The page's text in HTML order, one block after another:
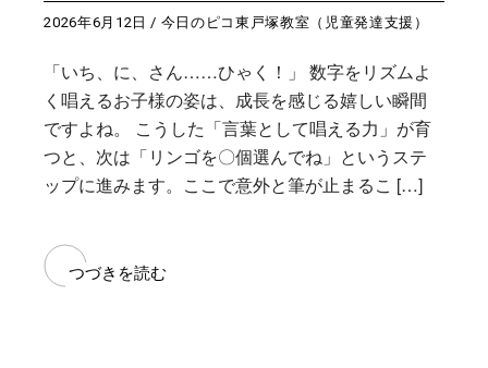
2026年6月12日 今日のピコ東戸塚教室（児童発達支援）
「いち、に、さん……ひゃく！」 数字をリズムよ
く唱えるお子様の姿は、成長を感じる嬉しい瞬間
ですよね。 こうした「言葉として唱える力」が育
つと、次は「リンゴを〇個選んでね」というステ
ップに進みます。ここで意外と筆が止まるこ […]
つづきを読む